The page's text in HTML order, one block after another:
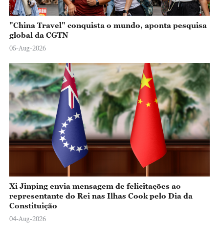
"China Travel" conquista o mundo, aponta pesquisa
global da CGTN
05-Aug-2026
Xi Jinping envia mensagem de felicitações ao
representante do Rei nas Ilhas Cook pelo Dia da
Constituição
04-Aug-2026